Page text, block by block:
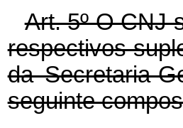
Art. 5º O CNJ
respectivos
da Secretaria-
seguinte